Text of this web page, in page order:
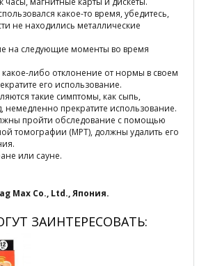
какое-то время, убедитесь,
не находились металлические
на следующие моменты во время
какое-либо отклонение от нормы в своем
его использование.
такие симптомы, как сыпь,
немедленно прекратите использование.
пройти обследование с помощью
томографии (МРТ), должны удалить его
или сауне.
Max Co., Ltd., Япония.
ЗАИНТЕРЕСОВАТЬ: